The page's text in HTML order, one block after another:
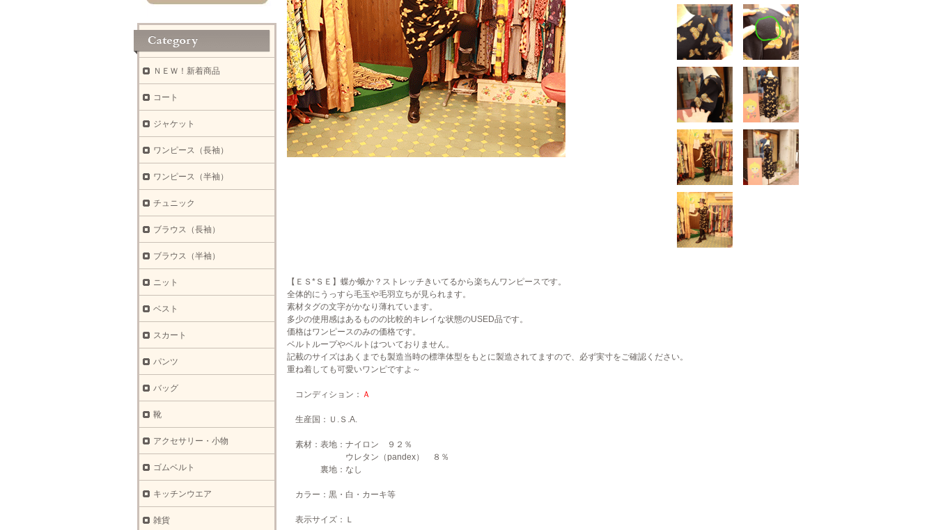
【ＥＳ*ＳＥ】蝶か蛾か？ストレッチきいてるから楽ちんワンピースです。
全体的にうっすら毛玉や毛羽立ちが見られます。
素材タグの文字がかなり薄れています。
多少の使用感はあるものの比較的キレイな状態のUSED品です。
価格はワンピースのみの価格です。
ベルトループやベルトはついておりません。
記載のサイズはあくまでも製造当時の標準体型をもとに製造されてますので、必ず実寸をご確認ください。
重ね着しても可愛いワンピですよ～
コンディション： Ａ
生産国：Ｕ.Ｓ.A.
素材：表地：ナイロン ９２％
ウレタン（pandex） ８％
裏地：なし
カラー：黒・白・カーキ等
表示サイズ：Ｌ
ＮＥＷ！新着商品
コート
ジャケット
ワンピース（長袖）
ワンピース（半袖）
チュニック
ブラウス（長袖）
ブラウス（半袖）
ニット
ベスト
スカート
パンツ
バッグ
靴
アクセサリー・小物
ゴムベルト
キッチンウエア
雑貨